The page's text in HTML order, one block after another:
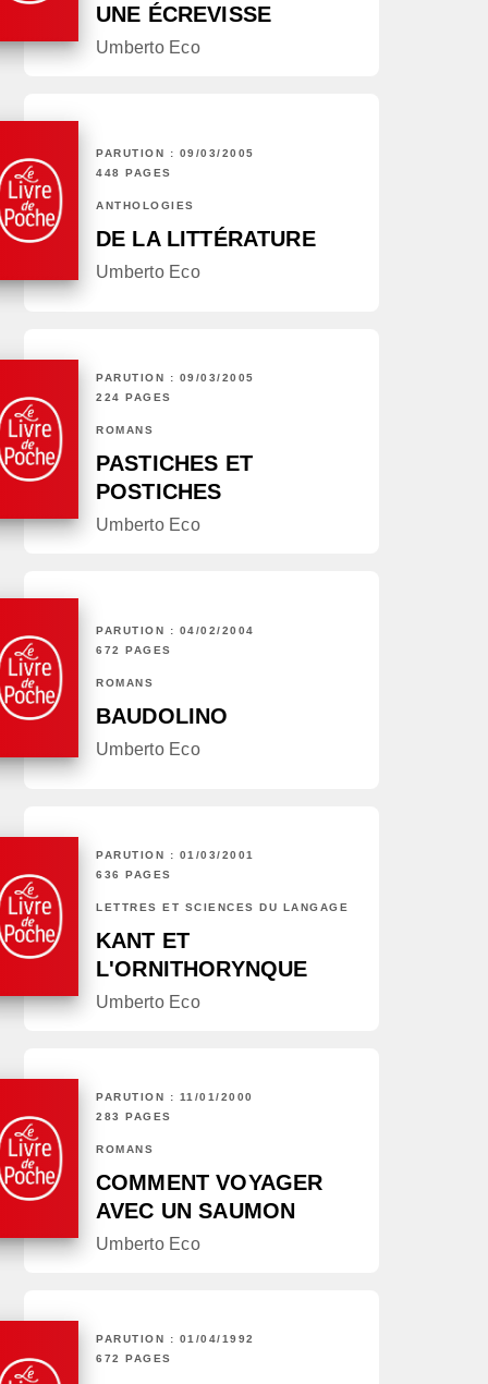
UNE ÉCREVISSE
Umberto Eco
PARUTION : 09/03/2005
448 PAGES
ANTHOLOGIES
DE LA LITTÉRATURE
Umberto Eco
PARUTION : 09/03/2005
224 PAGES
ROMANS
PASTICHES ET
POSTICHES
Umberto Eco
PARUTION : 04/02/2004
672 PAGES
ROMANS
BAUDOLINO
Umberto Eco
PARUTION : 01/03/2001
636 PAGES
LETTRES ET SCIENCES DU LANGAGE
KANT ET
L'ORNITHORYNQUE
Umberto Eco
PARUTION : 11/01/2000
283 PAGES
ROMANS
COMMENT VOYAGER
AVEC UN SAUMON
Umberto Eco
PARUTION : 01/04/1992
672 PAGES